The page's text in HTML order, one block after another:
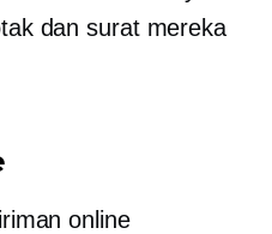
dan surat mereka
online